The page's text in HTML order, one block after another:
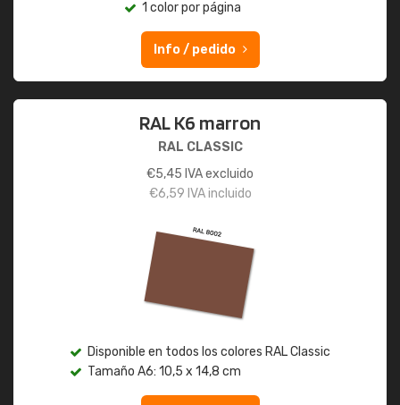
1 color por página
Info / pedido
RAL K6 marron
RAL CLASSIC
€5,45 IVA excluido
€6,59 IVA incluido
Disponible en todos los colores RAL Classic
Tamaño A6: 10,5 x 14,8 cm